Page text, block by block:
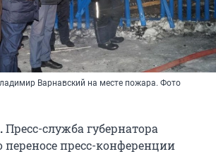
Варнавский на месте пожара. Фото
Пресс-служба губернатора
переносе пресс-конференции